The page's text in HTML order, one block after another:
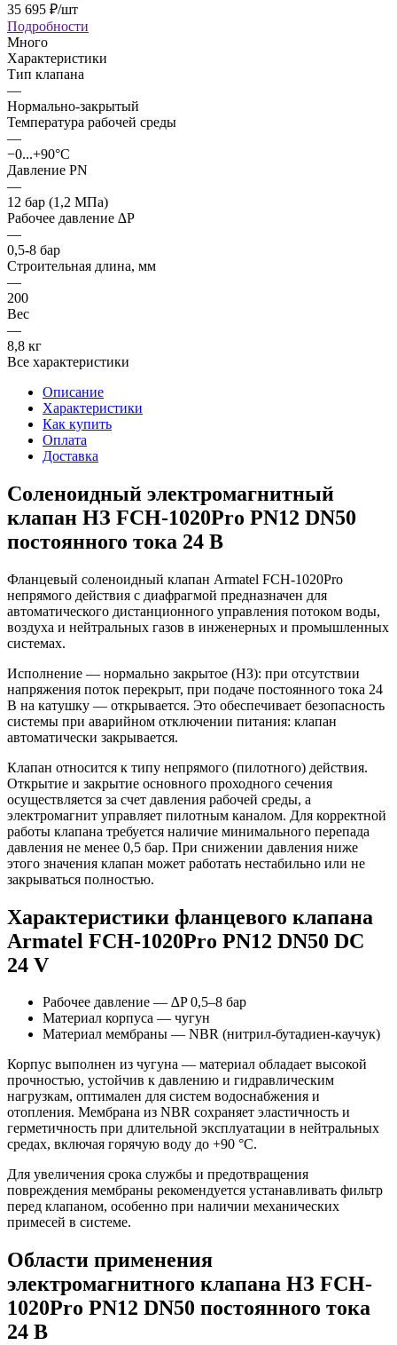
35 695 ₽/шт
Подробности
Много
Характеристики
Тип клапана
—
Нормально-закрытый
Температура рабочей среды
—
−0...+90°С
Давление PN
—
12 бар (1,2 МПа)
Рабочее давление ∆P
—
0,5-8 бар
Строительная длина, мм
—
200
Вес
—
8,8 кг
Все характеристики
Описание
Характеристики
Как купить
Оплата
Доставка
Соленоидный электромагнитный
клапан НЗ FCH-1020Pro PN12 DN50
постоянного тока 24 В
Фланцевый соленоидный клапан Armatel FCH-1020Pro
непрямого действия с диафрагмой предназначен для
автоматического дистанционного управления потоком воды,
воздуха и нейтральных газов в инженерных и промышленных
системах.
Исполнение — нормально закрытое (НЗ): при отсутствии
напряжения поток перекрыт, при подаче постоянного тока 24
В на катушку — открывается. Это обеспечивает безопасность
системы при аварийном отключении питания: клапан
автоматически закрывается.
Клапан относится к типу непрямого (пилотного) действия.
Открытие и закрытие основного проходного сечения
осуществляется за счет давления рабочей среды, а
электромагнит управляет пилотным каналом. Для корректной
работы клапана требуется наличие минимального перепада
давления не менее 0,5 бар. При снижении давления ниже
этого значения клапан может работать нестабильно или не
закрываться полностью.
Характеристики фланцевого клапана
Armatel FCH-1020Pro PN12 DN50 DC
24 V
Рабочее давление — ∆P 0,5–8 бар
Материал корпуса — чугун
Материал мембраны — NBR (нитрил-бутадиен-каучук)
Корпус выполнен из чугуна — материал обладает высокой
прочностью, устойчив к давлению и гидравлическим
нагрузкам, оптимален для систем водоснабжения и
отопления. Мембрана из NBR сохраняет эластичность и
герметичность при длительной эксплуатации в нейтральных
средах, включая горячую воду до +90 °C.
Для увеличения срока службы и предотвращения
повреждения мембраны рекомендуется устанавливать фильтр
перед клапаном, особенно при наличии механических
примесей в системе.
Области применения
электромагнитного клапана НЗ FCH-
1020Pro PN12 DN50 постоянного тока
24 В